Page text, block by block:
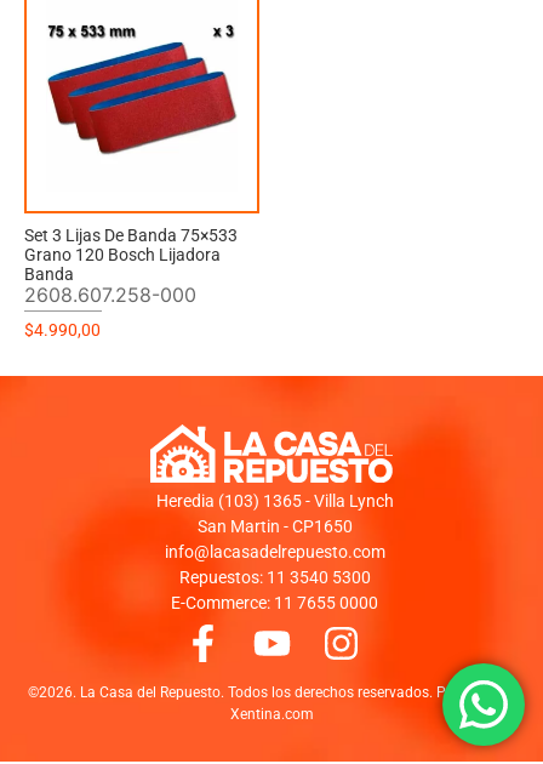
Set 3 Lijas De Banda 75×533
Grano 120 Bosch Lijadora
Banda
2608.607.258-000
$4.990,00
Heredia (103) 1365 - Villa Lynch
San Martin - CP1650
info@lacasadelrepuesto.com
Repuestos: 11 3540 5300
E-Commerce: 11 7655 0000
©2026. La Casa del Repuesto. Todos los derechos reservados. Powered by:
Xentina.com